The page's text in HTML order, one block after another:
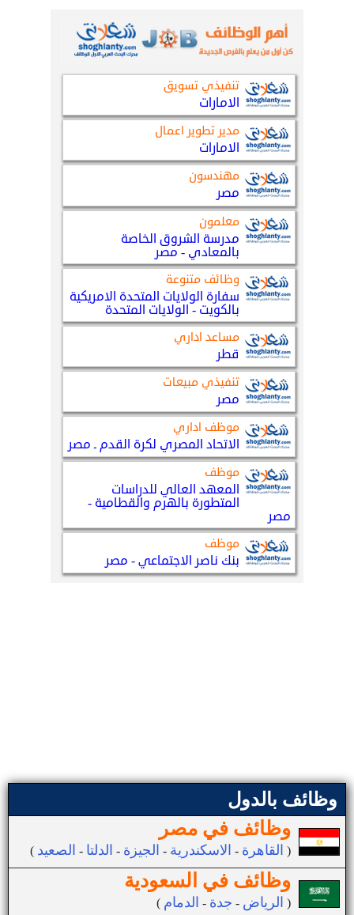
وظائف بالدول
وظائف في مصر
( القاهرة - الاسكندرية - الجيزة - الدلتا - الصعيد )
وظائف في السعودية
( الرياض - جدة - الدمام )